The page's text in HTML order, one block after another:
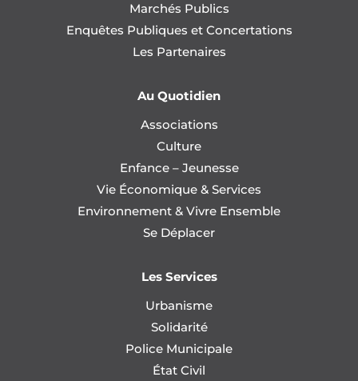
Marchés Publics
Enquêtes Publiques et Concertations
Les Partenaires
Au Quotidien
Associations
Culture
Enfance – Jeunesse
Vie Économique & Services
Environnement & Vivre Ensemble
Se Déplacer
Les Services
Urbanisme
Solidarité
Police Municipale
État Civil